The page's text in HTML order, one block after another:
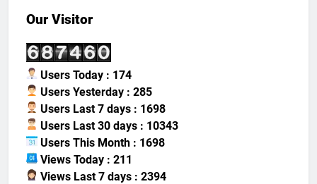
Our Visitor
Users Today : 174
Users Yesterday : 285
Users Last 7 days : 1698
Users Last 30 days : 10343
Users This Month : 1698
Views Today : 211
Views Last 7 days : 2394